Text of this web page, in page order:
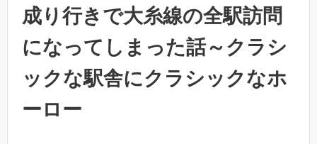
成り行きで大糸線の全駅訪問
になってしまった話～クラシ
ックな駅舎にクラシックなホ
ーロー